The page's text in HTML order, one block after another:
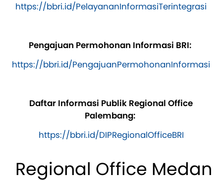
https://bbri.id/PelayananInformasiTerintegrasi
Pengajuan Permohonan Informasi BRI:
https://bbri.id/PengajuanPermohonanInformasi
Daftar Informasi Publik Regional Office
Palembang:
https://bbri.id/DIPRegionalOfficeBRI
Regional Office Medan